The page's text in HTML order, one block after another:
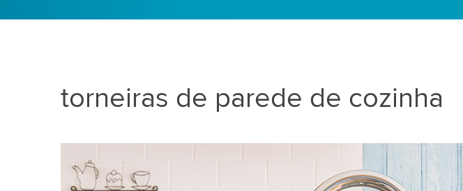
torneiras de parede de cozinha